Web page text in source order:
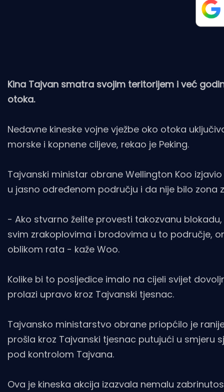
Kina Tajvan smatra svojim teritorijem i već
otoka.
Nedavne kineske vojne vježbe oko otoka
morske i kopnene ciljeve, rekao je Peking.
Tajvanski ministar obrane Wellington Koo
u jasno određenom području i da nije bilo
- Ako stvarno želite provesti takozvanu
svim zrakoplovima i brodovima u to područje,
oblikom rata - kaže Woo.
Kolike bi to posljedice imalo na cijeli svijet
prolazi upravo kroz Tajvanski tjesnac.
Tajvansko ministarstvo obrane priopćilo je
prošla kroz Tajvanski tjesnac putujući u smjeru
pod kontrolom Tajvana.
Ova je kineska akcija izazvala nemalu